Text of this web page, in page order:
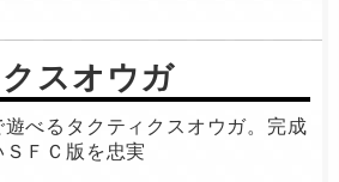
スオウガ
遊べるタクティクスオウガ。完成
ＦＣ版を忠実